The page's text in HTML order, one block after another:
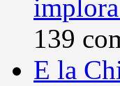
139
E la